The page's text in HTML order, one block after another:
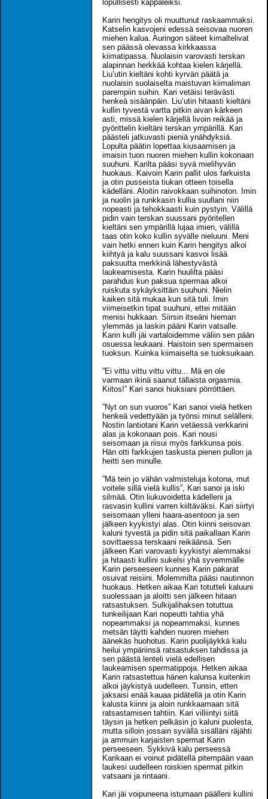
lopullisesti kappaleiksi.
Karin hengitys oli muuttunut raskaammaksi.
Katselin kasvojeni edessä seisovaa nuoren
miehen kalua. Auringon säteet kimaltelivat
sen päässä olevassa kirkkaassa
kiimatipassa. Nuolaisin varovasti terskan
alapinnan herkkää kohtaa kielen kärjellä.
Liu’utin kieltäni kohti kyrvän päätä ja
nuolaisin suolaiselta maistuvan kiimaliman
parempiin suihin. Kari vetäisi terävästi
henkeä sisäänpäin. Liu’utin hitaasti kieltäni
kullin tyvestä vartta pitkin aivan kärkeen
asti, missä kielen kärjellä livoin reikää ja
pyörittelin kieltäni terskan ympärillä. Kari
päästeli jatkuvasti pieniä ynähdyksiä.
Lopulta päätin lopettaa kiusaamisen ja
imaisin tuon nuoren miehen kullin kokonaan
suuhuni. Karilta pääsi syvä mielihyvän
huokaus. Kaivoin Karin pallit ulos farkuista
ja otin pusseista tiukan otteen toisella
kädelläni. Aloitin raivokkaan suihinoton. Imin
ja nuolin ja runkkasin kullia suullani niin
nopeasti ja tehokkaasti kuin pystyin. Välillä
pidin vain terskan suussani pyöritellen
kieltäni sen ympärillä lujaa imien, välillä
taas otin koko kullin syvälle nieluuni. Meni
vain hetki ennen kuin Karin hengitys alkoi
kiihtyä ja kalu suussani kasvoi lisää
paksuutta merkkinä lähestyvästä
laukeamisesta. Karin huulilta pääsi
parahdus kun paksua spermaa alkoi
ruiskuta sykäyksittäin suuhuni. Nielin
kaiken sitä mukaa kun sitä tuli. Imin
viimeisetkin tipat suuhuni, ettei mitään
menisi hukkaan. Siirsin itseäni hieman
ylemmäs ja laskin pääni Karin vatsalle.
Karin kulli jäi vartaloidemme väliin sen pään
osuessa leukaani. Haistoin sen spermaisen
tuoksun. Kuinka kiimaiselta se tuoksuikaan.
”Ei vittu vittu vittu vittu... Mä en ole
varmaan ikinä saanut tällaista orgasmia.
Kiitos!” Kari sanoi hiuksiani pörröttäen.
”Nyt on sun vuoros” Kari sanoi vielä hetken
henkeä vedettyään ja työnsi minut selälleni.
Nostin lantiotani Karin vetäessä verkkarini
alas ja kokonaan pois. Kari nousi
seisomaan ja riisui myös farkkunsa pois.
Hän otti farkkujen taskusta pienen pullon ja
heitti sen minulle.
”Mä tein jo vähän valmisteluja kotona, mut
voitele sillä vielä kullis”, Kari sanoi ja iski
silmää. Otin liukuvoidetta kädelleni ja
rasvasin kullini varren kiiltäväksi. Kari siirtyi
seisomaan ylleni haara-asentoon ja sen
jälkeen kyykistyi alas. Otin kiinni seisovan
kaluni tyvestä ja pidin sitä paikallaan Karin
sovittaessa terskaani reikäänsä. Sen
jälkeen Kari varovasti kyykistyi alemmaksi
ja hitaasti kullini sukelsi yhä syvemmälle
Karin perseeseen kunnes Karin pakarat
osuivat reisiini. Molemmilta pääsi nautinnon
huokaus. Hetken aikaa Kari totutteli kaluuni
suolessaan ja aloitti sen jälkeen hitaan
ratsastuksen. Sulkijalihaksen totuttua
tunkeilijaan Kari nopeutti tahtia yhä
nopeammaksi ja nopeammaksi, kunnes
metsän täytti kahden nuoren miehen
äänekäs huohotus. Karin puolijäykkä kalu
heilui ympäriinsä ratsastuksen tahdissa ja
sen päästä lenteli vielä edellisen
laukeamisen spermatippoja. Hetken aikaa
Karin ratsastettua hänen kalunsa kuitenkin
alkoi jäykistyä uudelleen. Tunsin, etten
jaksaisi enää kauaa pidätellä ja otin Karin
kalusta kiinni ja aloin runkkaamaan sitä
ratsastamisen tahtiin. Kari villiintyi siitä
täysin ja hetken pelkäsin jo kaluni puolesta,
mutta silloin jossain syvällä sisälläni räjähti
ja ammuin karjaisten spermat Karin
perseeseen. Sykkivä kalu perseessä
Karikaan ei voinut pidätellä pitempään vaan
laukesi uudelleen roiskien spermat pitkin
vatsaani ja rintaani.
Kari jäi voipuneena istumaan päälleni kullini